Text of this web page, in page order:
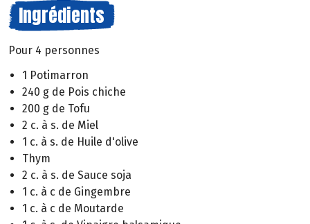
Ingrédients
Pour 4 personnes
1 Potimarron
240 g de Pois chiche
200 g de Tofu
2 c. à s. de Miel
1 c. à s. de Huile d'olive
Thym
2 c. à s. de Sauce soja
1 c. à c de Gingembre
1 c. à c de Moutarde